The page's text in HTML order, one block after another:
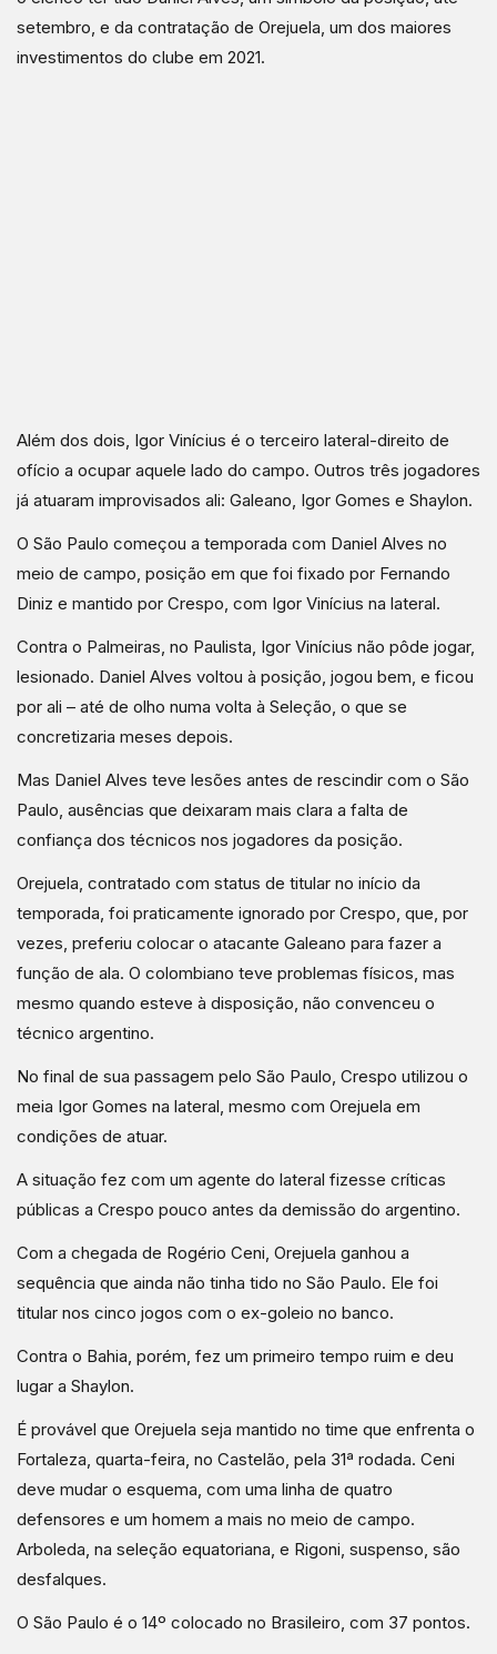
setembro, e da contratação de Orejuela, um dos maiores
investimentos do clube em 2021.
Além dos dois, Igor Vinícius é o terceiro lateral-direito de
ofício a ocupar aquele lado do campo. Outros três jogadores
já atuaram improvisados ali: Galeano, Igor Gomes e Shaylon.
O São Paulo começou a temporada com Daniel Alves no
meio de campo, posição em que foi fixado por Fernando
Diniz e mantido por Crespo, com Igor Vinícius na lateral.
Contra o Palmeiras, no Paulista, Igor Vinícius não pôde jogar,
lesionado. Daniel Alves voltou à posição, jogou bem, e ficou
por ali – até de olho numa volta à Seleção, o que se
concretizaria meses depois.
Mas Daniel Alves teve lesões antes de rescindir com o São
Paulo, ausências que deixaram mais clara a falta de
confiança dos técnicos nos jogadores da posição.
Orejuela, contratado com status de titular no início da
temporada, foi praticamente ignorado por Crespo, que, por
vezes, preferiu colocar o atacante Galeano para fazer a
função de ala. O colombiano teve problemas físicos, mas
mesmo quando esteve à disposição, não convenceu o
técnico argentino.
No final de sua passagem pelo São Paulo, Crespo utilizou o
meia Igor Gomes na lateral, mesmo com Orejuela em
condições de atuar.
A situação fez com um agente do lateral fizesse críticas
públicas a Crespo pouco antes da demissão do argentino.
Com a chegada de Rogério Ceni, Orejuela ganhou a
sequência que ainda não tinha tido no São Paulo. Ele foi
titular nos cinco jogos com o ex-goleio no banco.
Contra o Bahia, porém, fez um primeiro tempo ruim e deu
lugar a Shaylon.
É provável que Orejuela seja mantido no time que enfrenta o
Fortaleza, quarta-feira, no Castelão, pela 31ª rodada. Ceni
deve mudar o esquema, com uma linha de quatro
defensores e um homem a mais no meio de campo.
Arboleda, na seleção equatoriana, e Rigoni, suspenso, são
desfalques.
O São Paulo é o 14º colocado no Brasileiro, com 37 pontos.